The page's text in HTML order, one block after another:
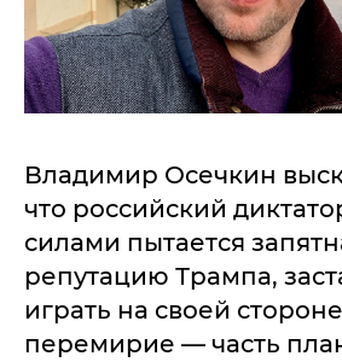
Владимир Осечкин
что российский
силами пытается
репутацию Трампа,
играть на своей
перемирие — часть